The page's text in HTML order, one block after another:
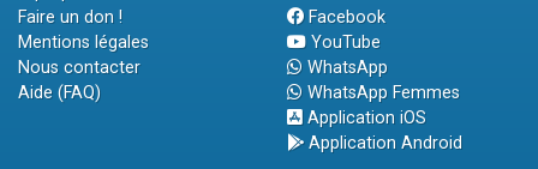
Faire un don !
Mentions légales
Nous contacter
Aide (FAQ)
Facebook
YouTube
WhatsApp
WhatsApp Femmes
Application iOS
Application Android